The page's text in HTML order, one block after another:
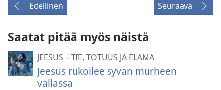
Edellinen Seuraava
Saatat pitää myös näistä
JEESUS – TIE, TOTUUS JA ELÄMÄ
Jeesus rukoilee syvän murheen
vallassa